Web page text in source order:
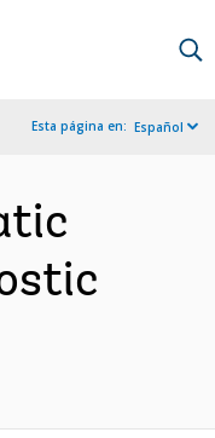
Esta página en: Español